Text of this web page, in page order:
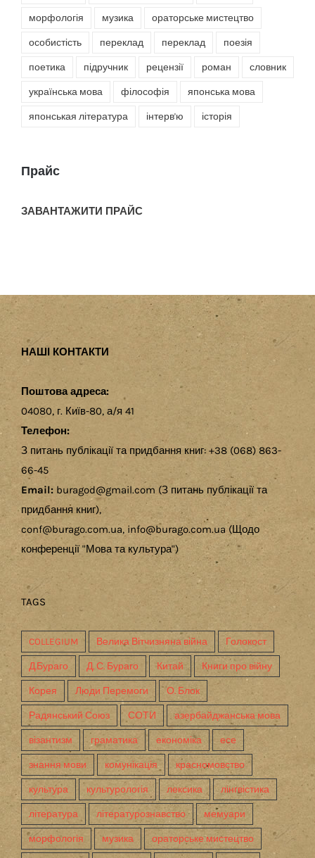
морфологія музика ораторське мистецтво
особистість переклад переклад поезія
поетика підручник рецензії роман словник
українська мова філософія японська мова
японськая література інтерв'ю історія
Прайс
ЗАВАНТАЖИТИ ПРАЙС
НАШІ КОНТАКТИ
Поштова адреса:
04080, г. Київ-80, а/я 41
Телефон:
З питань публікації та придбання книг: +38 (068) 863-
66-45
Email: buragod@gmail.com (З питань публікації та
придбання книг),
conf@burago.com.ua, info@burago.com.ua (Щодо
конференції "Мова та культура")
TAGS
COLLEGIUM Велика Вітчизняна війна Голокост
Д.Бураго Д. С. Бураго Китай Книги про війну
Корея Люди Перемоги О. Блок
Радянський Союз СОТИ азербайджанська мова
візантизм граматика економіка есе
знання мови комунікація красномовство
культура культурологія лексика лінгвістика
література літературознавство мемуари
морфологія музика ораторське мистецтво